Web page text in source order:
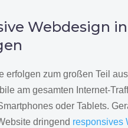
Webdesign in
erfolgen zum großen Teil
am gesamten Internet-
oder Tablets.
dringend responsives